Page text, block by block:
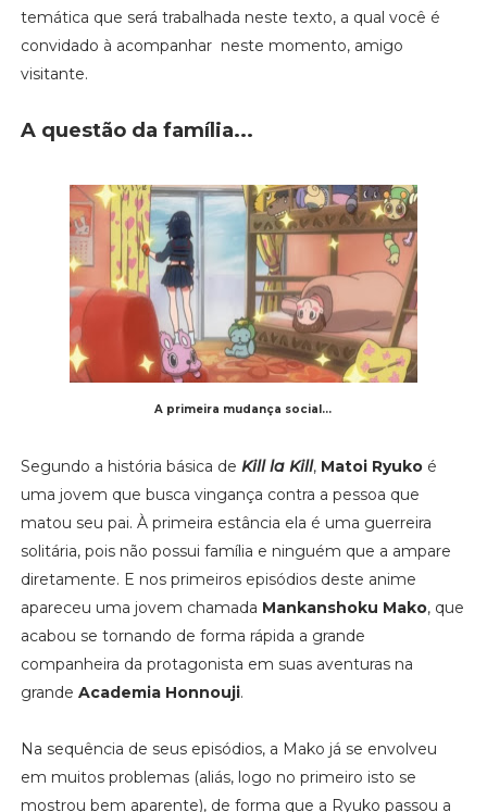
temática que será trabalhada neste texto, a qual você é
convidado à acompanhar neste momento, amigo
visitante.
A questão da família...
A primeira mudança social...
Segundo a história básica de Kill la Kill, Matoi Ryukoé
uma jovem que busca vingança contra a pessoa que
matou seu pai. À primeira estância ela é uma guerreira
solitária, pois não possui família e ninguém que a ampare
diretamente. E nos primeiros episódios deste anime
apareceu uma jovem chamada Mankanshoku Mako, que
acabou se tornando de forma rápida a grande
companheira da protagonista em suas aventuras na
grande Academia Honnouji.
Na sequência de seus episódios, a Mako já se envolveu
em muitos problemas (aliás, logo no primeiro isto se
mostrou bem aparente), de forma que a Ryuko passou a